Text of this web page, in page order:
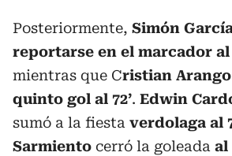
Posteriormente, Simón
reportarse en el marcador al
mientras que Cristian
quinto gol al 72’. Edwin
sumó a la fiesta verdolaga al
Sarmiento cerró la goleada al